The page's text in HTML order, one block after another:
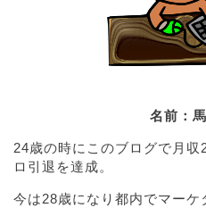
名前：
24歳の時にこのブログで月
ロ引退を達成。
今は28歳になり都内でマーケ